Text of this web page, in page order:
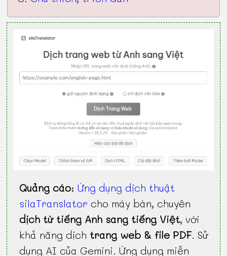
Quảng cáo:Ứng dụng dịch thuật
silaTranslator cho máy bàn, chuyên
dịch từ tiếng Anh sang tiếng Việt, với
khả năng dịch trang web & file PDF. Sử
dụng AI của Gemini. Ứng dụng miễn